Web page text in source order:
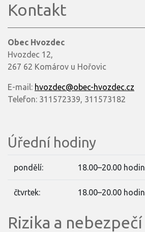
Kontakt
Obec Hvozdec
Hvozdec 12,
267 62 Komárov u Hořovic
E-mail: hvozdec@obec-hvozdec.cz
Telefon: 311572339, 311573182
Úřední hodiny
pondělí: 18.00–20.00 hodin
čtvrtek: 18.00–20.00 hodin
Rizika a nebezpečí